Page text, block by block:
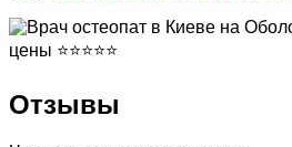
Отзывы